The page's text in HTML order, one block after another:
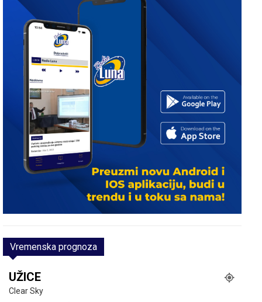
Vremenska prognoza
UŽICE
Clear Sky